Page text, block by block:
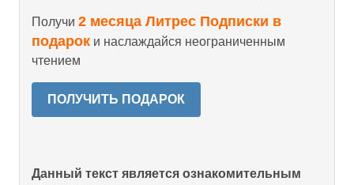
Получи 2 месяца Литрес Подписки в
подарок и наслаждайся неограниченным
чтением
ПОЛУЧИТЬ ПОДАРОК
Данный текст является ознакомительным